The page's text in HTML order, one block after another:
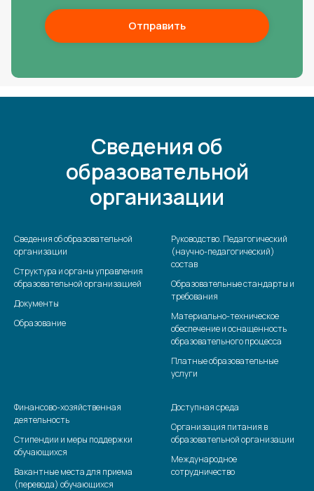
Отправить
Сведения об
образовательной
организации
Сведения об образовательной
организации
Структура и органы управления
образовательной организацией
Документы
Образование
Руководство. Педагогический
(научно-педагогический)
состав
Образовательные стандарты и
требования
Материально-техническое
обеспечение и оснащенность
образовательного процесса
Платные образовательные
услуги
Финансово-хозяйственная
деятельность
Стипендии и меры поддержки
обучающихся
Вакантные места для приема
(перевода) обучающихся
Доступная среда
Организация питания в
образовательной организации
Международное
сотрудничество